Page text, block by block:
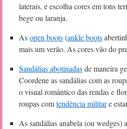
laterais, e escolha cores em tons
bege ou laranja.
Asopen boots(ankle boots
mais um verão. As cores vão do
Sandálias abotinadasde maneira
Coordene as sandálias com as
o visual romântico das rendas e
roupas comtendência militare
As sandálias anabela (ou wedges)